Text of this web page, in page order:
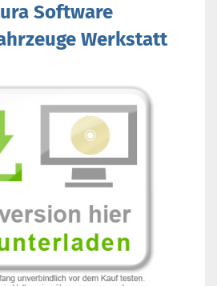
Software
Werkstatt